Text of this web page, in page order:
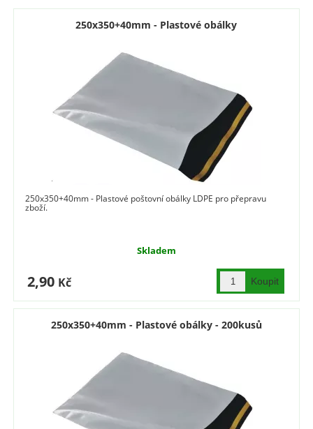
250x350+40mm - Plastové obálky
250x350+40mm - Plastové poštovní obálky LDPE pro přepravu
zboží.
Skladem
2,90 Kč
250x350+40mm - Plastové obálky - 200kusů